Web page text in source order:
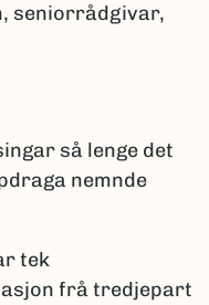
seniorrådgivar,
så lenge det
nemnde
tek
frå tredjepart